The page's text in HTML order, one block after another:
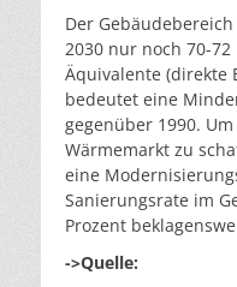
Der
2030 nur noch 70-
Äquivalente (direkte
bedeutet eine
gegenüber 1990.
Wärmemarkt zu
eine
Sanierungsrate im
Prozent
->Quelle: